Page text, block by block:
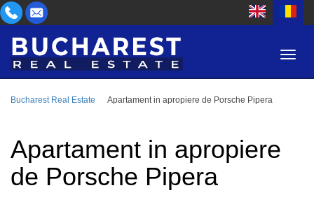
INCHIRIEZ
ZONĂ
CAMERE ID
Bucharest Real Estate Apartament in apropiere de Porsche Pipera
Apartament in apropiere
de Porsche Pipera